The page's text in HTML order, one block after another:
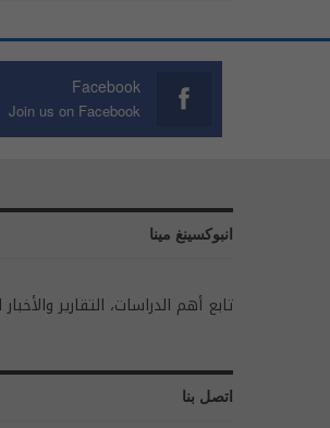
Facebook
Join us on Facebook
انبوكسينغ مينا
تابع أهم الدراسات، التقارير
اتصل بنا